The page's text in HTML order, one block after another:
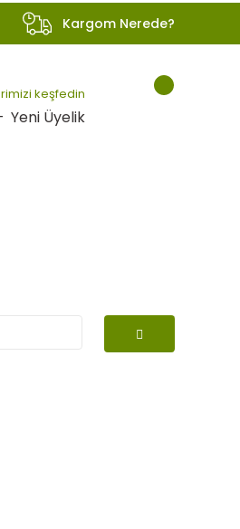
Kargom Nerede?
keşfedin
Yeni Üyelik